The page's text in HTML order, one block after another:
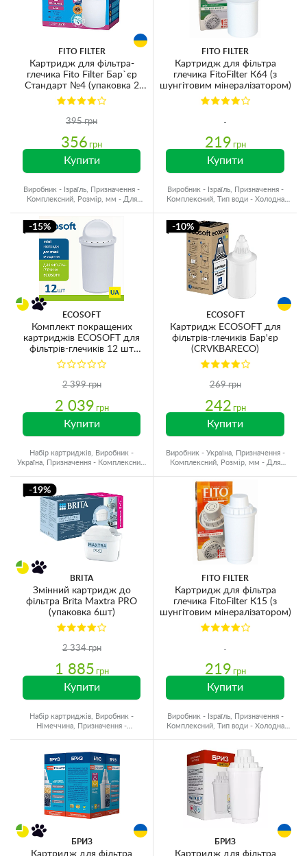
FITO FILTER
Картридж для фільтра-
глечика Fito Filter Бар`єр
Стандарт №4 (упаковка 2
шт.)
395 грн
356 грн
Купити
Виробник - Ізраїль, Призначення -
Комплексний, Розмір, мм - Для
FITO FILTER
Картридж для фільтра
глечика FitoFilter К64 (з
шунгітовим мінералізатором)
219 грн
Купити
Виробник - Ізраїль, Призначення -
Комплексний, Тип води - Холодна
-15%
ECOSOFT
Комплект покращених
картриджів ECOSOFT для
фільтрів-глечиків 12 шт
(CRVK12ECO)
2 399 грн
2 039 грн
Купити
Набір картриджів, Виробник -
Україна, Призначення - Комплексний,
-10%
ECOSOFT
Картридж ECOSOFT для
фільтрів-глечиків Бар'єр
(CRVKBARECO)
269 грн
242 грн
Купити
Виробник - Україна, Призначення -
Комплексний, Розмір, мм - Для
-19%
BRITA
Змінний картридж до
фільтра Brita Maxtra PRO
(упаковка 6шт)
2 334 грн
1 885 грн
Купити
Набір картриджів, Виробник -
Німеччина, Призначення -
FITO FILTER
Картридж для фільтра
глечика FitoFilter К15 (з
шунгітовим мінералізатором)
219 грн
Купити
Виробник - Ізраїль, Призначення -
Комплексний, Тип води - Холодна
БРИЗ
Картридж для фільтра
БРИЗ
Картридж для фільтра